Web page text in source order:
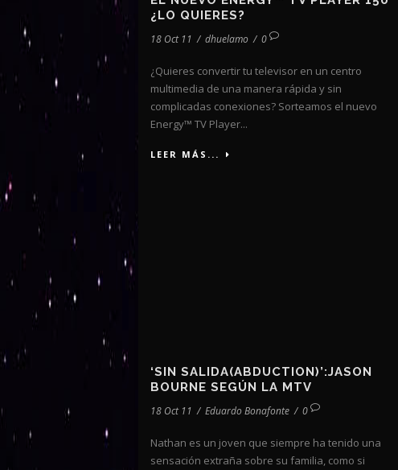
¿LO QUIERES?
18 Oct 11 / dhuelamo / 0
¿Quieres convertir tu televisor en un centro
multimedia de una manera rápida y sin
complicadas conexiones? Sorteamos el nuevo
Energy™ TV Player...
LEER MÁS...
‘SIN SALIDA(ABDUCTION)’:JASON
BOURNE SEGÚN LA MTV
18 Oct 11 / Eduardo Bonafonte / 0
Nathan es un joven que siempre ha tenido una
sensación extraña sobre su familia, como si